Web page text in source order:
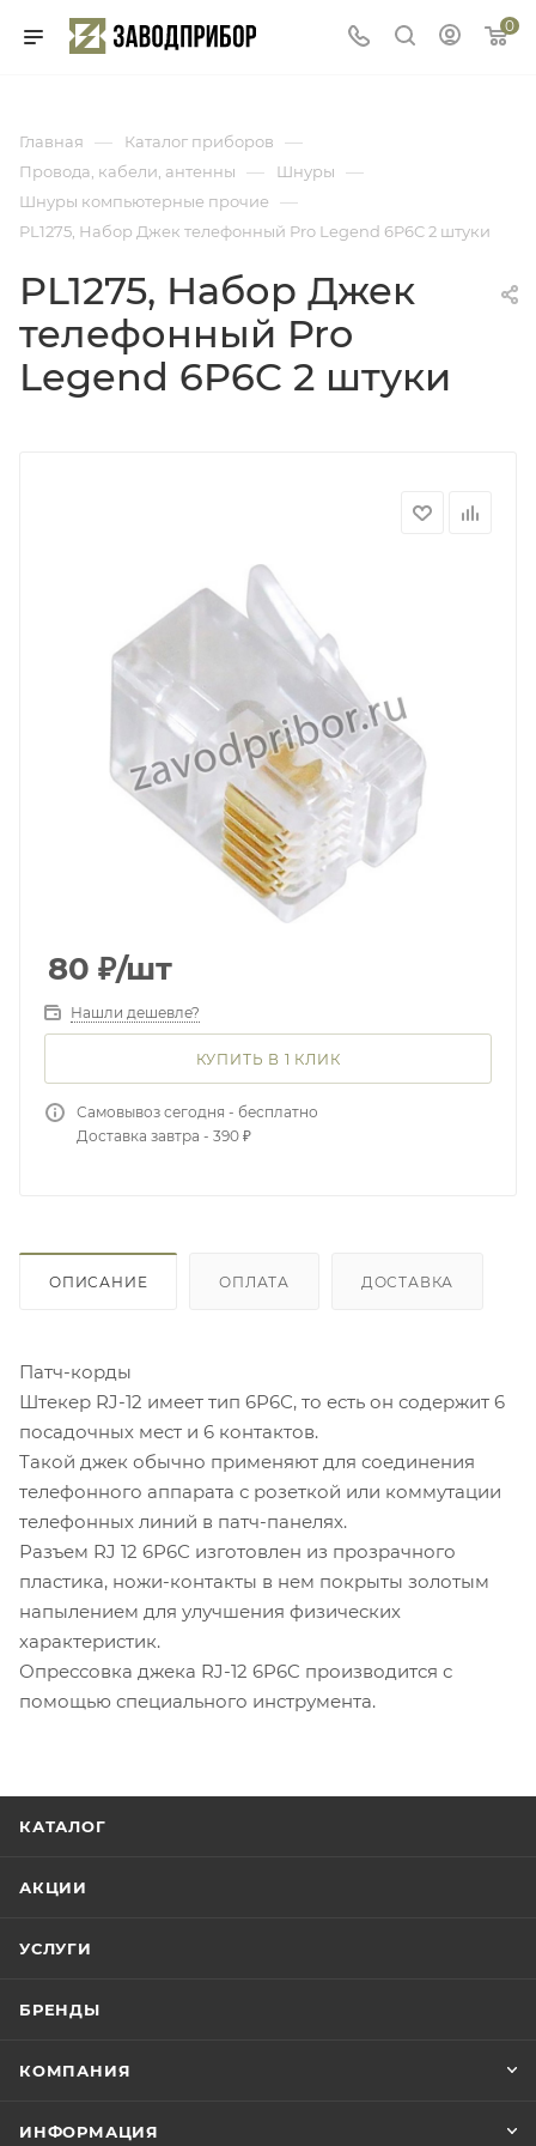
0
Главная — Каталог приборов —
Провода, кабели, антенны — Шнуры —
Шнуры компьютерные прочие —
PL1275, Набор Джек телефонный Pro Legend 6P6C 2 штуки
PL1275, Набор Джек
телефонный Pro
Legend 6P6C 2 штуки
80 ₽/шт
Нашли дешевле?
КУПИТЬ В 1 КЛИК
Самовывоз сегодня - бесплатно
Доставка завтра - 390 ₽
ОПИСАНИЕ ОПЛАТА ДОСТАВКА
Патч-корды
Штекер RJ-12 имеет тип 6Р6С, то есть он содержит 6
посадочных мест и 6 контактов.
Такой джек обычно применяют для соединения
телефонного аппарата с розеткой или коммутации
телефонных линий в патч-панелях.
Разъем RJ 12 6Р6С изготовлен из прозрачного
пластика, ножи-контакты в нем покрыты золотым
напылением для улучшения физических
характеристик.
Опрессовка джека RJ-12 6P6C производится с
помощью специального инструмента.
КАТАЛОГ
АКЦИИ
УСЛУГИ
БРЕНДЫ
КОМПАНИЯ
ИНФОРМАЦИЯ